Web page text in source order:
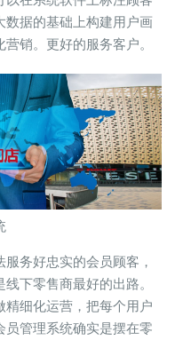
数据的基础上构建用户画
销。更好的服务客户。
务好忠实的会员顾客，
下零售商最好的出路。
细化运营，把每个用户
员管理系统确实是摆在零